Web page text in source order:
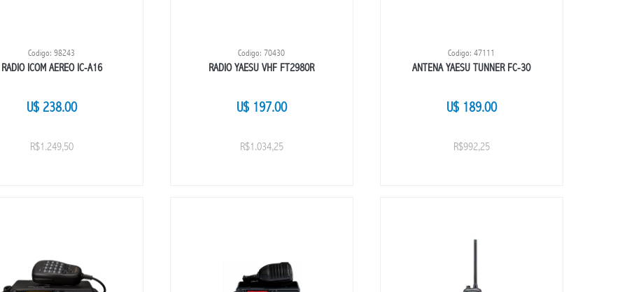
Codigo: 98243
RADIO ICOM AEREO IC-A16
U$ 238.00
R$1.249,50
Codigo: 70430
RADIO YAESU VHF FT2980R
U$ 197.00
R$1.034,25
Codigo: 47111
ANTENA YAESU TUNNER FC-30
U$ 189.00
R$992,25